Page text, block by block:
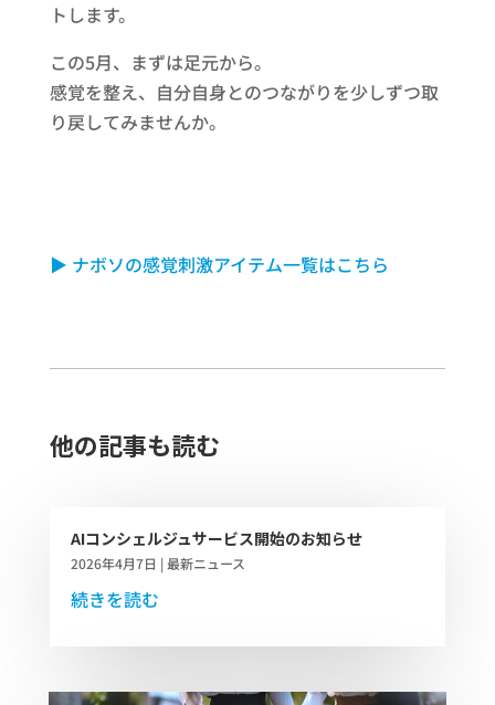
トします。
この5月、まずは足元から。
感覚を整え、自分自身とのつながりを少しずつ取
り戻してみませんか。
▶ ナボソの感覚刺激アイテム一覧はこちら
他の記事も読む​
AIコンシェルジュサービス開始のお知らせ
2026年4月7日 |最新ニュース
続きを読む